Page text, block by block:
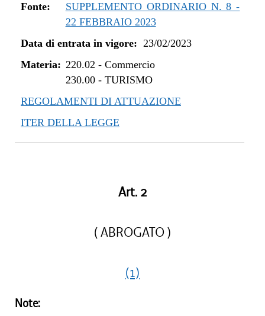
Fonte:
SUPPLEMENTO ORDINARIO N. 8 -
22 FEBBRAIO 2023
Data di entrata in vigore: 23/02/2023
Materia: 220.02 - Commercio
230.00- TURISMO
REGOLAMENTI DI ATTUAZIONE
ITER DELLA LEGGE
Art. 2
( ABROGATO )
(1)
Note: